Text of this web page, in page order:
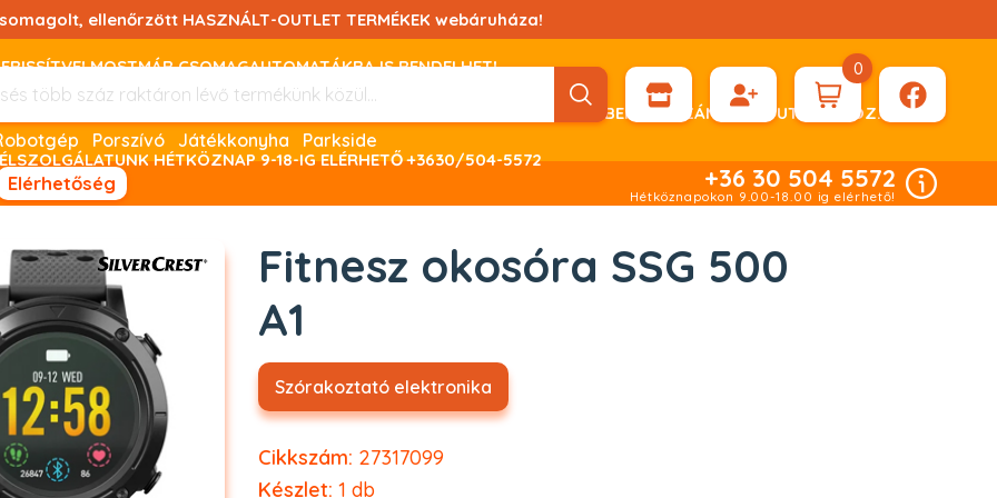
ellenőrzött HASZNÁLT-OUTLET TERMÉKEK webáruháza!
FRISSÍTVE! MOSTMÁR CSOMAGAUTOMATÁKBA IS RENDELHET!
ONLINE BANKKÁRTYÁVAL LEHETSÉGES, SZÜKSÉG ESETÉN KÉRHET DÍJBEKÉRŐ SZÁMLÁT ÁTUTALÁSHOZ.
HÉTKÖZNAP 9-18-IG ELÉRHETŐ +3630/504-5572
Porszívó Játékkonyha Parkside
0
Elérhetőség +36 30 504 5572
Hétköznapokon 9.00-18.00 ig elérhető!
Fitnesz okosóra SSG 500
A1
Szórakoztató elektronika
Cikkszám: 27317099
Készlet: 1 db